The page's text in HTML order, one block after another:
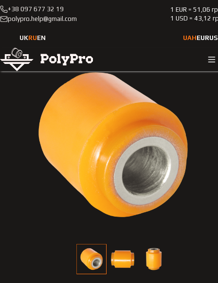
+38 097 677 32 19
polypro.help@gmail.com
1 EUR = 51,06
1 USD = 43,12
UKRUEN UAHEUR
Каталог Мототехника
Outlander 800
Полиуретановый сайлентблок переднего амортизатора
квадроцикла BRP Outlander 800